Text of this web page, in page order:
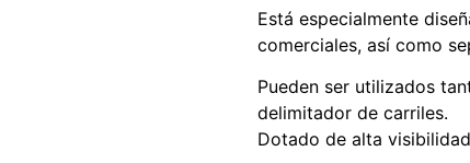
Está especialmente
comerciales, así como
Pueden ser utilizados
delimitador de carriles.
Dotado de alta